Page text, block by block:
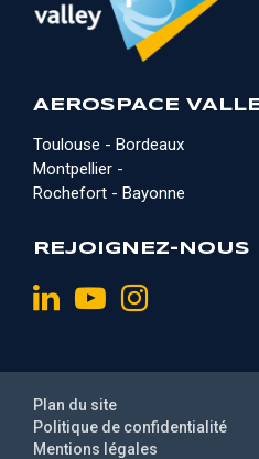
AEROSPACE
Toulouse - Bordeaux
Montpellier -
Rochefort - Bayonne
REJOIGNEZ-NOUS
Mentions légales
Politique de confidentialité
Plan du site